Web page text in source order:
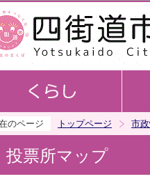
のページ トップページ 市
投票所マップ